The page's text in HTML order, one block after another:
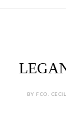
BY FCO.